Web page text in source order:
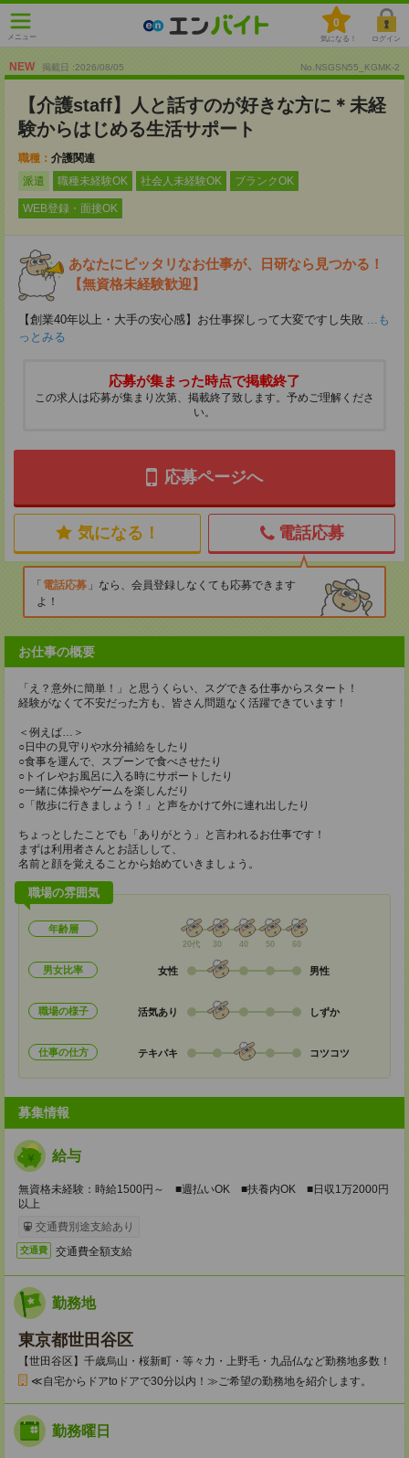
メニュー
0
気になる！ ログイン
NEW 掲載日 :2026/08/05 No.NSGSN55_KGMK-2
【介護staff】人と話すのが好きな方に＊未経
験からはじめる生活サポート
職種： 介護関連
派遣
職種未経験OK 社会人未経験OK ブランクOK
WEB登録・面接OK
あなたにピッタリなお仕事が、日研なら見つかる！
【無資格未経験歓迎】
【創業40年以上・大手の安心感】お仕事探しって大変ですし失敗 ...も
っとみる
応募が集まった時点で掲載終了
この求人は応募が集まり次第、掲載終了致します。予めご理解くださ
い。
応募ページへ
気になる！ 電話応募
電話応募
なら、会員登録しなくても応募できます
よ！
お仕事の概要
「え？意外に簡単！」と思うくらい、スグできる仕事からスタート！
経験がなくて不安だった方も、皆さん問題なく活躍できています！
＜例えば…＞
○日中の見守りや水分補給をしたり
○食事を運んで、スプーンで食べさせたり
○トイレやお風呂に入る時にサポートしたり
○一緒に体操やゲームを楽しんだり
○「散歩に行きましょう！」と声をかけて外に連れ出したり
ちょっとしたことでも「ありがとう」と言われるお仕事です！
まずは利用者さんとお話しして、
名前と顔を覚えることから始めていきましょう。
職場の雰囲気
年齢層
20代 30 40 50 60
男女比率 女性 男性
職場の様子 活気あり しずか
仕事の仕方 テキパキ コツコツ
募集情報
給与
無資格未経験：時給1500円～ ■週払いOK ■扶養内OK ■日収1万2000円
以上
交通費別途支給あり
交通費 交通費全額支給
勤務地
東京都世田谷区
【世田谷区】千歳烏山・桜新町・等々力・上野毛・九品仏など勤務地多数！
≪自宅からドアtoドアで30分以内！≫ご希望の勤務地を紹介します。
勤務曜日